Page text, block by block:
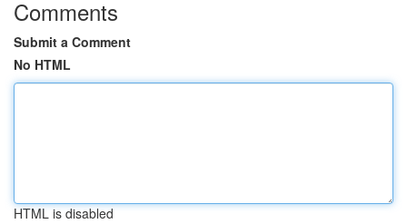
Comments
Submit a Comment
No HTML
HTML is disabled